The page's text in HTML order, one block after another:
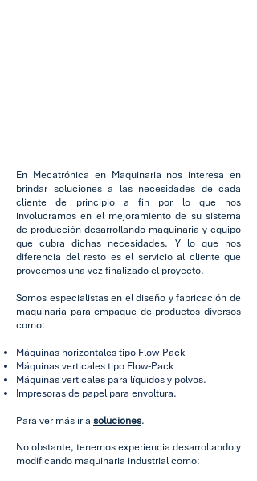
En Mecatrónica en Maquinaria nos interesa en
brindar soluciones a las necesidades de cada
cliente de principio a fin por lo que nos
involucramos en el mejoramiento de su sistema
de producción desarrollando maquinaria y equipo
que cubra dichas necesidades. Y lo que nos
diferencia del resto es el servicio al cliente que
proveemos una vez finalizado el proyecto.
Somos especialistas en el diseño y fabricación de
maquinaria para empaque de productos diversos
como:
Máquinas horizontales tipo Flow-Pack
Máquinas verticales tipo Flow-Pack
Máquinas verticales para líquidos y polvos.
Impresoras de papel para envoltura.
Para ver más ir a soluciones.
No obstante, tenemos experiencia desarrollando y
modificando maquinaria industrial como: